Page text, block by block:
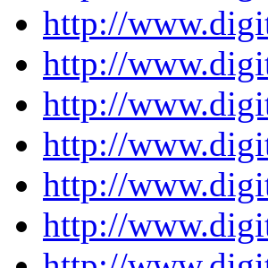
http://
http://
http://
http://
http://
http://